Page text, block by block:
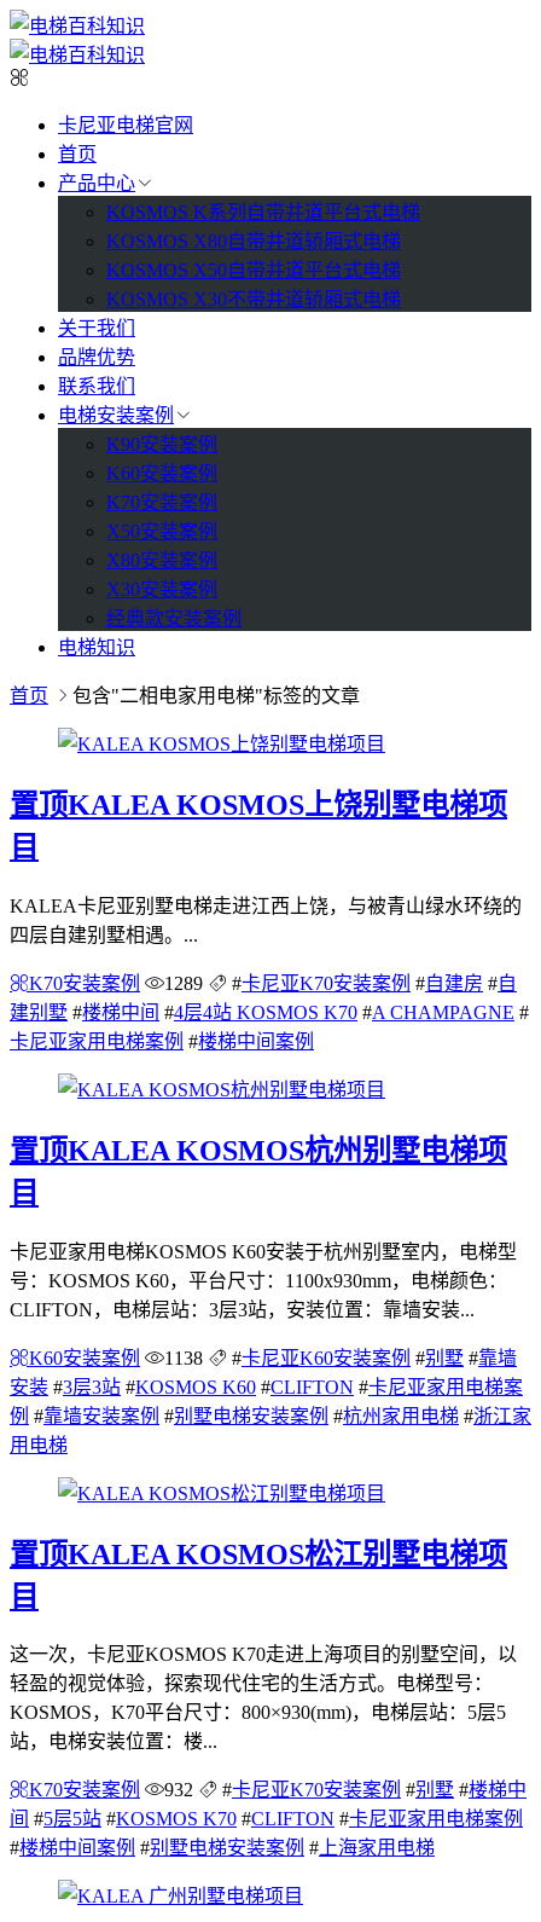
卡尼亚电梯官网
首页
产品中心
KOSMOS K系列自带井道平台式电梯
KOSMOS X80自带井道轿厢式电梯
KOSMOS X50自带井道平台式电梯
KOSMOS X30不带井道轿厢式电梯
关于我们
品牌优势
联系我们
电梯安装案例
K90安装案例
K60安装案例
K70安装案例
X50安装案例
X80安装案例
X30安装案例
经典款安装案例
电梯知识
首页 包含"二相电家用电梯"标签的文章
置顶KALEA KOSMOS上饶别墅电梯项
目
KALEA卡尼亚别墅电梯走进江西上饶，与被青山绿水环绕的
四层自建别墅相遇。...
K70安装案例 1289 #卡尼亚K70安装案例 #自建房 #自
建别墅 #楼梯中间 #4层4站 KOSMOS K70 #A CHAMPAGNE #
卡尼亚家用电梯案例 #楼梯中间案例
置顶KALEA KOSMOS杭州别墅电梯项
目
卡尼亚家用电梯KOSMOS K60安装于杭州别墅室内，电梯型
号：KOSMOS K60，平台尺寸：1100x930mm，电梯颜色：
CLIFTON，电梯层站：3层3站，安装位置：靠墙安装...
K60安装案例 1138 #卡尼亚K60安装案例 #别墅 #靠墙
安装 #3层3站 #KOSMOS K60 #CLIFTON #卡尼亚家用电梯案
例 #靠墙安装案例 #别墅电梯安装案例 #杭州家用电梯 #浙江家
用电梯
置顶KALEA KOSMOS松江别墅电梯项
目
这一次，卡尼亚KOSMOS K70走进上海项目的别墅空间，以
轻盈的视觉体验，探索现代住宅的生活方式。电梯型号：
KOSMOS，K70平台尺寸：800×930(mm)，电梯层站：5层5
站，电梯安装位置：楼...
K70安装案例 932 #卡尼亚K70安装案例 #别墅 #楼梯中
间 #5层5站 #KOSMOS K70 #CLIFTON #卡尼亚家用电梯案例
#楼梯中间案例 #别墅电梯安装案例 #上海家用电梯